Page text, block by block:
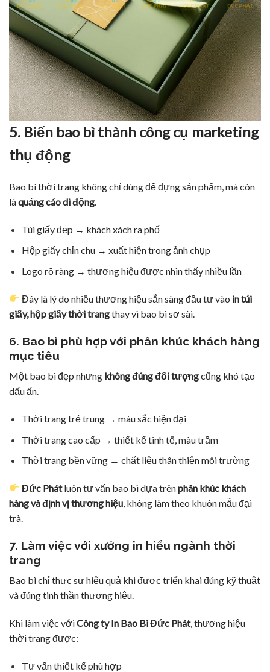
5. Biến bao bì thành công cụ marketing
thụ động
Bao bì thời trang không chỉ dùng để đựng sản phẩm, mà còn
làquảng cáo di động.
Túi giấy đẹp → khách xách ra phố
Hộp giấy chỉn chu → xuất hiện trong ảnh chụp
Logo rõ ràng → thương hiệu được nhìn thấy nhiều lần
Đây là lý do nhiều thương hiệu sẵn sàng đầu tư vào in túi
giấy, hộp giấy thời trangthay vì bao bì sơ sài.
6. Bao bì phù hợp với phân khúc khách hàng
mục tiêu
Một bao bì đẹp nhưng không đúng đối tượngcũng khó tạo
dấu ấn.
Thời trang trẻ trung → màu sắc hiện đại
Thời trang cao cấp → thiết kế tinh tế, màu trầm
Thời trang bền vững → chất liệu thân thiện môi trường
Đức Phátluôn tư vấn bao bì dựa trênphân khúc khách
hàng và định vị thương hiệu, không làm theo khuôn mẫu đại
trà.
7. Làm việc với xưởng in hiểu ngành thời
trang
Bao bì chỉ thực sự hiệu quả khi được triển khai đúng kỹ thuật
và đúng tinh thần thương hiệu.
Khi làm việc vớiCông ty In Bao Bì Đức Phát, thương hiệu
thời trang được:
Tư vấn thiết kế phù hợp